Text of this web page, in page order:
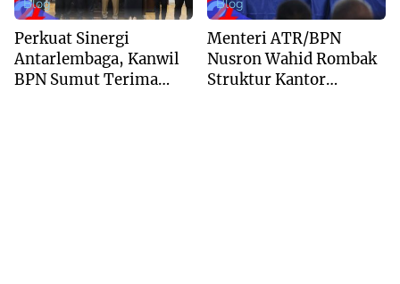
Perkuat Sinergi
Antarlembaga, Kanwil
BPN Sumut Terima
Menteri ATR/BPN
Nusron Wahid Rombak
Struktur Kantor